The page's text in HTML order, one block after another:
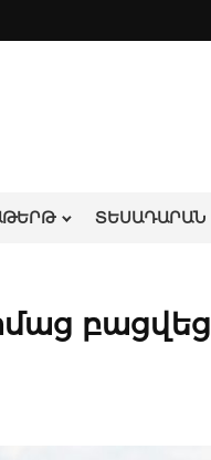
ՏԵՍԱԴԱՐԱՆ
բացվեց